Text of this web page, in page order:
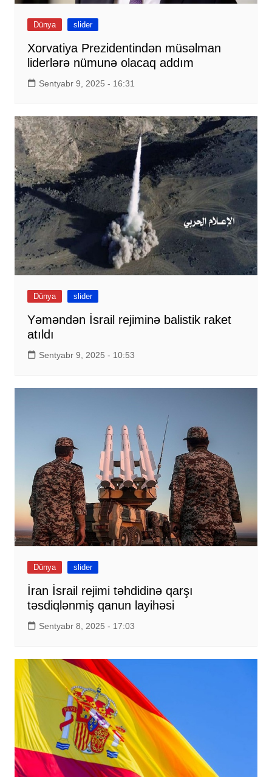
Dünya slider
Xorvatiya Prezidentindən müsəlman
liderlərə nümunə olacaq addım
Sentyabr 9, 2025 - 16:31
Dünya slider
Yəməndən İsrail rejiminə balistik raket
atıldı
Sentyabr 9, 2025 - 10:53
Dünya slider
İran İsrail rejimi təhdidinə qarşı
təsdiqlənmiş qanun layihəsi
Sentyabr 8, 2025 - 17:03